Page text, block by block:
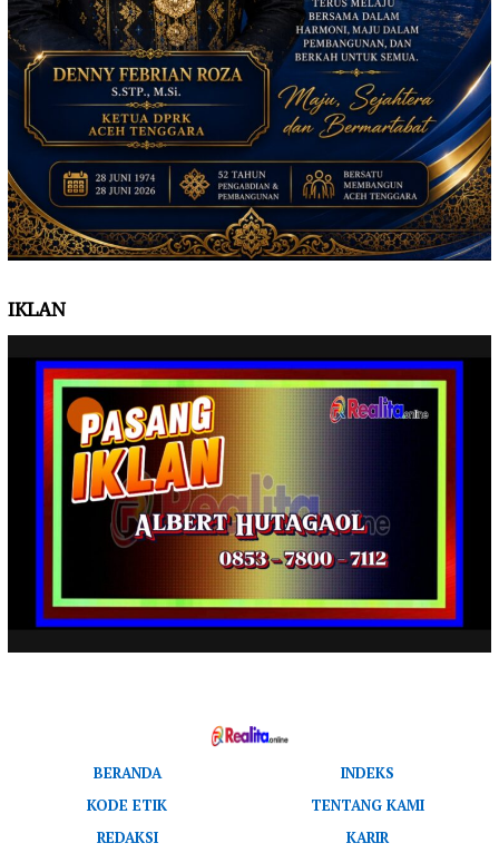
IKLAN
BERANDA
INDEKS
KODE ETIK
TENTANG KAMI
REDAKSI
KARIR